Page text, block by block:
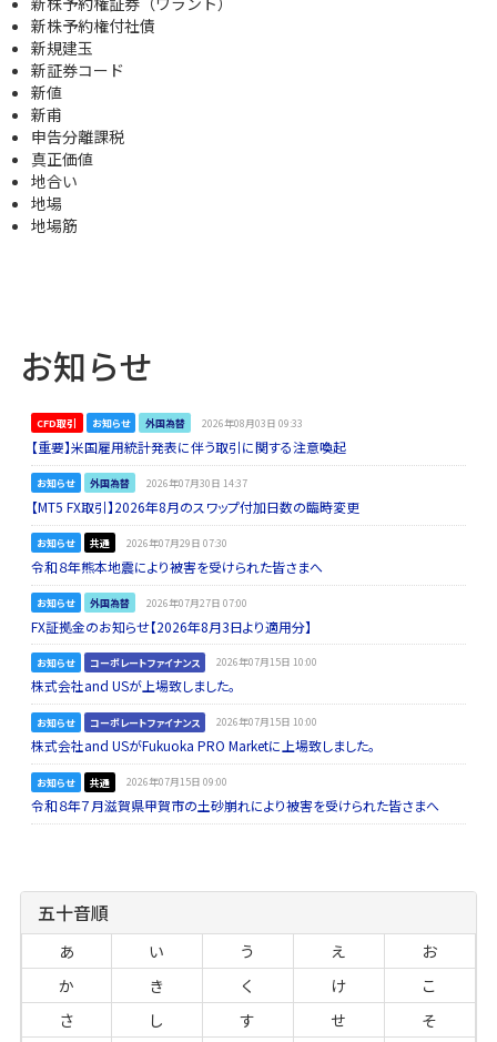
新株予約権付社債
新規建玉
新証券コード
新値
新甫
申告分離課税
真正価値
地合い
地場
地場筋
お知らせ
CFD取引 お知らせ 外国為替 2026年08月03日 09:33
【重要】米国雇用統計発表に伴う取引に関する注意喚起
お知らせ 外国為替 2026年07月30日 14:37
【MT5 FX取引】2026年8月のスワップ付加日数の臨時変更
お知らせ 共通 2026年07月29日 07:30
令和８年熊本地震により被害を受けられた皆さまへ
お知らせ 外国為替 2026年07月27日 07:00
FX証拠金のお知らせ【2026年8月3日より適用分】
お知らせ コーポレートファイナンス 2026年07月15日 10:00
株式会社and USが上場致しました。
お知らせ コーポレートファイナンス 2026年07月15日 10:00
株式会社and USがFukuoka PRO Marketに上場致しました。
お知らせ 共通 2026年07月15日 09:00
令和８年７月滋賀県甲賀市の土砂崩れにより被害を受けられた皆さまへ
五十音順
あ い う え
お
か
き く け
こ
さ
し す せ
そ